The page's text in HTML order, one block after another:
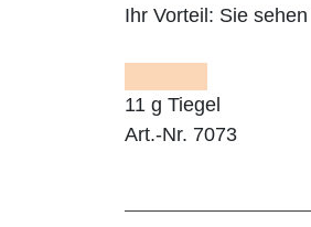
Ihr Vorteil: Sie
11 g Tiegel
Art.-Nr. 7073